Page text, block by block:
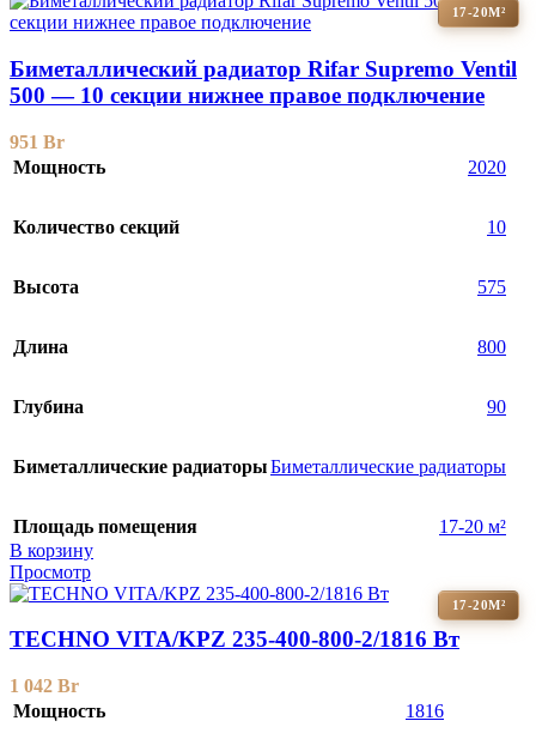
17-20М²
Биметаллический радиатор Rifar Supremo Ventil
500 — 10 секции нижнее правое подключение
951 Br
Мощность
2020
Количество секций 10
Высота 575
Длина 800
Глубина 90
Биметаллические радиаторыБиметаллические радиаторы
Площадь помещения
17-20 м²
В корзину
Просмотр
17-20М²
TECHNO VITA/KPZ 235-400-800-2/1816 Вт
1 042 Br
Мощность
1816